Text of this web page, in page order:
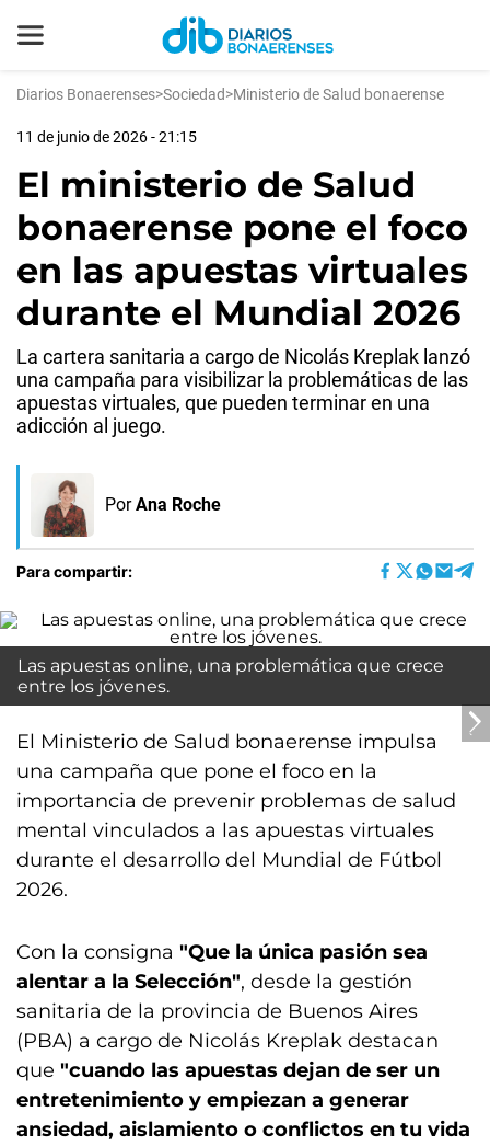
Diarios Bonaerenses>Sociedad>Ministerio de Salud bonaerense
11 de junio de 2026 - 21:15
El ministerio de Salud
bonaerense pone el foco
en las apuestas virtuales
durante el Mundial 2026
La cartera sanitaria a cargo de Nicolás Kreplak lanzó
una campaña para visibilizar la problemáticas de las
apuestas virtuales, que pueden terminar en una
adicción al juego.
Por Ana Roche
Para compartir:
Las apuestas online, una problemática que crece
entre los jóvenes.
El Ministerio de Salud bonaerense impulsa
una campaña que pone el foco en la
importancia de prevenir problemas de salud
mental vinculados a las apuestas virtuales
durante el desarrollo del Mundial de Fútbol
2026.
Con la consigna "Que la única pasión sea
alentar a la Selección", desde la gestión
sanitaria de la provincia de Buenos Aires
(PBA) a cargo de Nicolás Kreplak destacan
que "cuando las apuestas dejan de ser un
entretenimiento y empiezan a generar
ansiedad, aislamiento o conflictos en tu vida